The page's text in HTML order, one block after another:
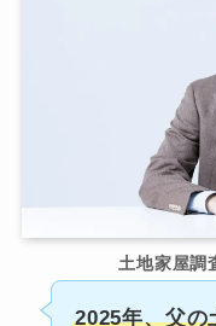
土地家屋調
2025年、父の